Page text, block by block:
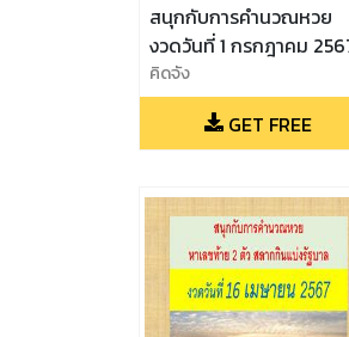
สนุกกับการคำนวณหวย
งวดวันที่ 1 กรกฎาคม
คิดจัง
GET FREE